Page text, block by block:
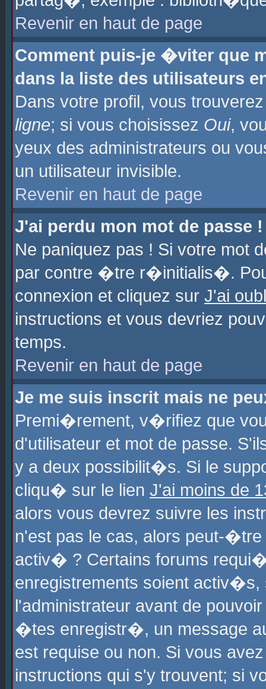
Revenir en haut de page
Comment puis-je �viter que
dans la liste des utilisateurs
Dans votre profil, vous
ligne; si vous choisissez Oui,
yeux des administrateurs ou
un utilisateur invisible.
Revenir en haut de page
J'ai perdu mon mot de passe !
Ne paniquez pas ! Si votre
par contre �tre r�initialis�.
connexion et cliquez sur J'ai
instructions et vous devriez
temps.
Revenir en haut de page
Je me suis inscrit mais ne
Premi�rement, v�rifiez que
d'utilisateur et mot de passe.
y a deux possibilit�s. Si le
cliqu� sur le lien J'ai moins de
alors vous devrez suivre les
n'est pas le cas, alors peut-
activ� ? Certains forums
enregistrements soient
l'administrateur avant de
�tes enregistr�, un message
est requise ou non. Si vous
instructions qui s'y trouvent; si